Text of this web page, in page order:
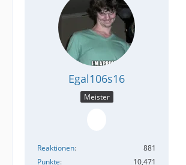
Egal106s16
Meister
Reaktionen
881
Punkte
10,471